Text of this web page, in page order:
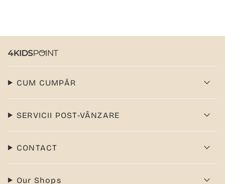
CUM CUMPĂR
SERVICII POST-VÂNZARE
CONTACT
Our Shops